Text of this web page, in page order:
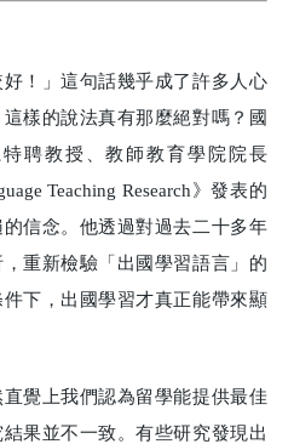
」這句話幾乎成了許多人心
樣的說法真有那麼絕對嗎？國
聘教授、教師教育學院院長
Teaching Research》發表的
信念。他透過對過去二十多年
重新檢驗「出國學習語言」的
下，出國學習才真正能帶來顯
上我們認為留學能提供最佳
果並不一致。有些研究發現出